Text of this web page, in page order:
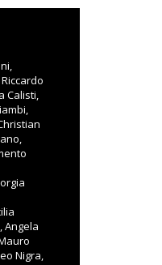
Calisti,
Angela
Nigra,